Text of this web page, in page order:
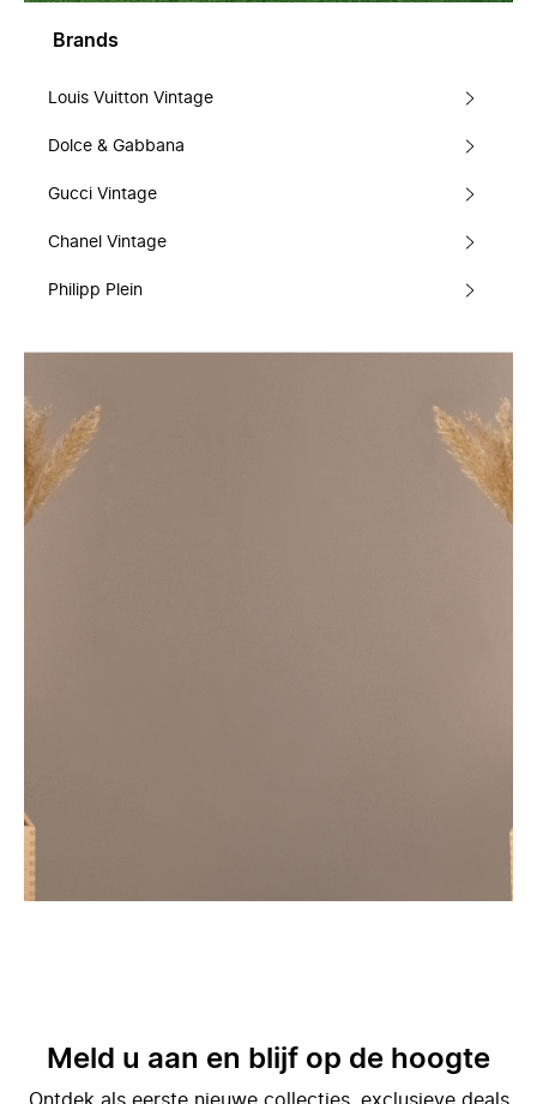
Brands
Louis Vuitton Vintage
Dolce & Gabbana
Gucci Vintage
Chanel Vintage
Philipp Plein
Meld u aan en blijf op de hoogte
Ontdek als eerste nieuwe collecties, exclusieve deals